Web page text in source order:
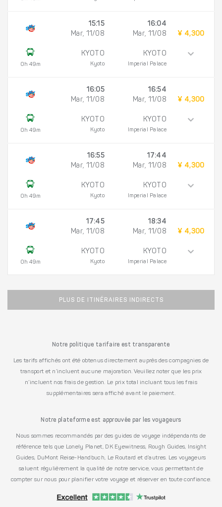
0h 49m
15:15
Mar, 11/08
KYOTO
Kyoto
16:04
Mar, 11/08
KYOTO
Imperial Palace
¥ 4,300
0h 49m
16:05
Mar, 11/08
KYOTO
Kyoto
16:54
Mar, 11/08
KYOTO
Imperial Palace
¥ 4,300
0h 49m
16:55
Mar, 11/08
KYOTO
Kyoto
17:44
Mar, 11/08
KYOTO
Imperial Palace
¥ 4,300
0h 49m
17:45
Mar, 11/08
KYOTO
Kyoto
18:34
Mar, 11/08
KYOTO
Imperial Palace
¥ 4,300
PLUS DE ITINÉRAIRES INDIRECTS
Notre politique tarifaire est transparente
Les tarifs affichés ont été obtenus directement auprès des compagnies de
transport et n’incluent aucune majoration. Veuillez noter que les prix
n’incluent nos frais de gestion. Le prix total incluant tous les frais
supplémentaires sera affiché avant le paiement.
Notre plateforme est approuvée par les voyageurs
Nous sommes recommandés par des guides de voyage indépendants de
référence tels que Lonely Planet, DK Eyewitness, Rough Guides, Insight
Guides, DuMont Reise-Handbuch, Le Routard et d’autres. Les voyageurs
saluent régulièrement la qualité de notre service, vous permettant de
compter sur nous pour planifier votre voyage et réserver en toute confiance.